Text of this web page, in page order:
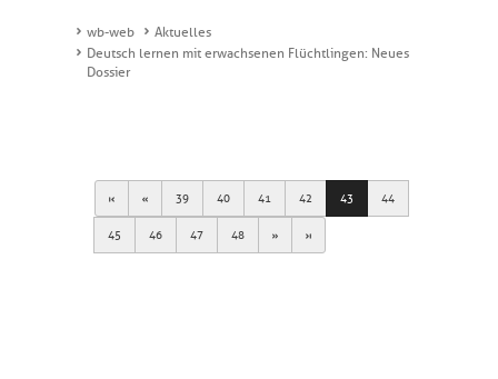
wb-web
Aktuelles
Deutsch lernen mit erwachsenen Flüchtlingen: Neues
Dossier
First Previous
39 40 41 42 43 44
45 46 47 48 Next Last